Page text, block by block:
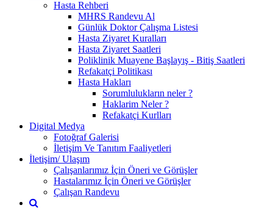
Hasta Rehberi
MHRS Randevu Al
Günlük Doktor Çalışma Listesi
Hasta Ziyaret Kuralları
Hasta Ziyaret Saatleri
Poliklinik Muayene Başlayış - Bitiş Saatleri
Refakatçi Politikası
Hasta Hakları
Sorumlulukların neler ?
Haklarim Neler ?
Refakatçi Kurlları
Digital Medya
Fotoğraf Galerisi
İletişim Ve Tanıtım Faaliyetleri
İletişim/ Ulaşım
Çalışanlarımız İçin Öneri ve Görüşler
Hastalarımız İçin Öneri ve Görüşler
Çalışan Randevu